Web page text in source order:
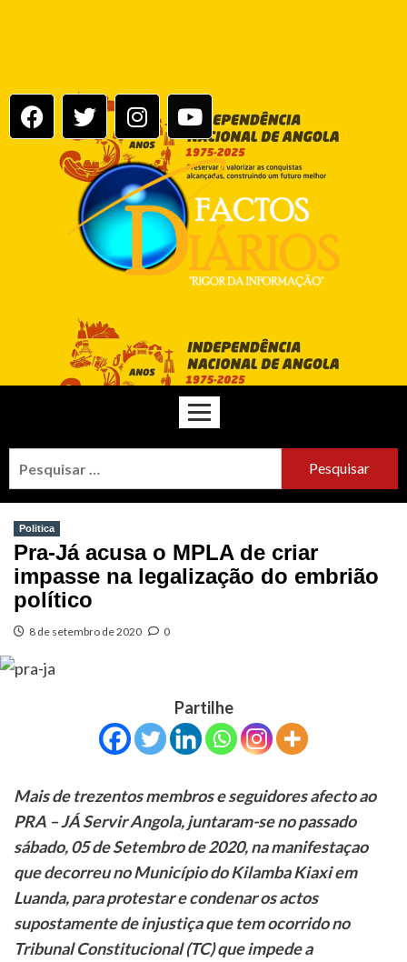
Politica
Pra-Já acusa o MPLA de criar
impasse na legalização do embrião
político
8 de setembro de 2020 0
Partilhe
Mais de trezentos membros e seguidores afecto ao
PRA – JÁ Servir Angola, juntaram-se no passado
sábado, 05 de Setembro de 2020, na manifestaçao
que decorreu no Município do Kilamba Kiaxi em
Luanda, para protestar e condenar os actos
supostamente de injustiça que tem ocorrido no
Tribunal Constitucional (TC) que impede a